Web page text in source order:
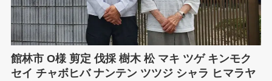
館林市 O様 剪定 伐採 樹木 松 マキ ツゲ キンモク
セイ チャボヒバ ナンテン ツツジ シャラ ヒマラヤ